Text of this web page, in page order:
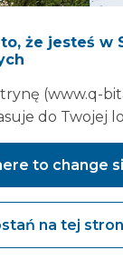
że jesteś w
(www.q-
do Twojej
to change
na tej